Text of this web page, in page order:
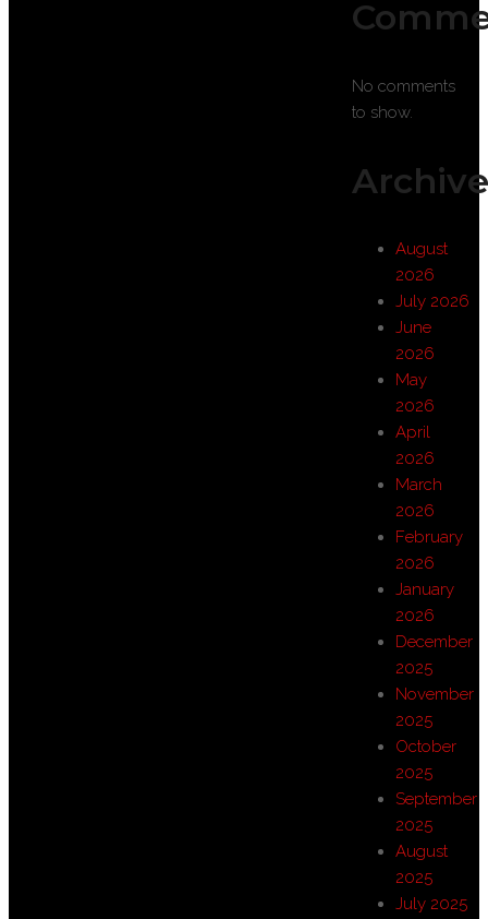
No comments
to show.
August
2026
July 2026
June
2026
May
2026
April
2026
March
2026
February
2026
January
2026
December
2025
November
2025
October
2025
September
2025
August
2025
July 2025